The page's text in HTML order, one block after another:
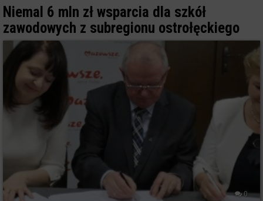
Niemal 6 mln zł wsparcia dla szkół
zawodowych z subregionu ostrołęckiego
0